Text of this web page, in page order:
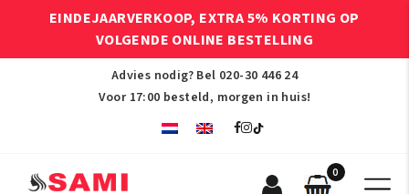
EINDEJAARVERKOOP, EXTRA 5% KORTING OP
VOLGENDE ONLINE BESTELLING
Advies nodig? Bel 020-30 446 24
Voor 17:00 besteld, morgen in huis!
0